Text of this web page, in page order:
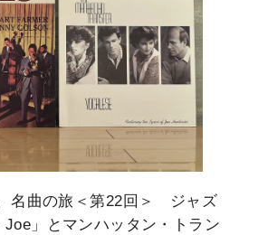
名曲の旅＜第22回＞ ジャズ
」とマンハッタン・トラン